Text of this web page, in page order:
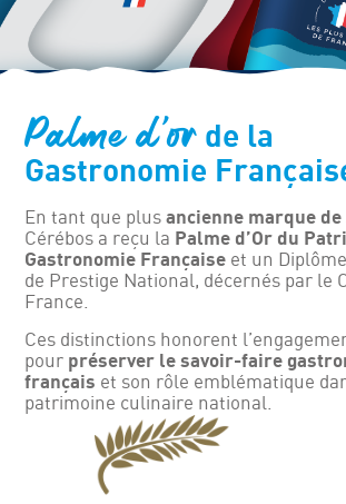
Palme d’or de la
Gastronomie
En tant que plusancienne marque
Cérébos a reçu la Palme d’Or du
Gastronomie Française et un
de Prestige National, décernés par le
France.
Ces distinctions honorent
pour préserver le savoir-faire
français et son rôle emblématique
patrimoine culinaire national.